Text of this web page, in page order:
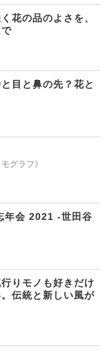
花の品のよさを、
目と鼻の先？花と
グラフ》
年会 2021 -世田谷
行りモノも好きだけ
伝統と新しい風が